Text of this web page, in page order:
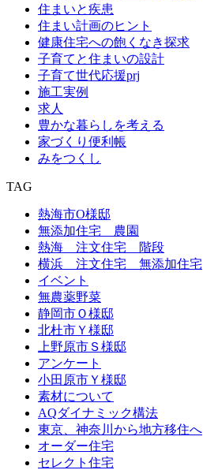
住まいと疾患
住まい計画のヒント
健康住宅への飽くなき探求
子育てと住まいの設計
子育て世代応援prj
施工実例
求人
豊かな暮らしを考える
家づくり便利帳
みをつくし
TAG
熱海市O様邸
無添加住宅 農園
熱海 注文住宅 階段
横浜 注文住宅 無添加住宅
イベント
無農薬野菜
静岡市Ｏ様邸
北杜市Ｙ様邸
上野原市Ｓ様邸
アンケート
小田原市Ｙ様邸
素材について
AQダイナミック構法
東京、神奈川から地方移住へ
オーダー住宅
セレクト住宅